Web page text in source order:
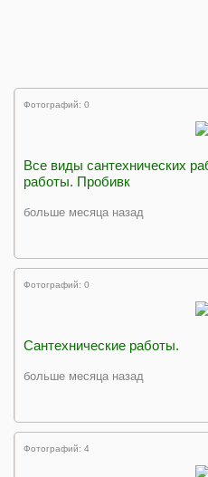
Фотографий: 0
Все виды сантехнических
работы. Пробивк
больше месяца назад
Фотографий: 0
Сантехнические работы.
больше месяца назад
Фотографий: 4